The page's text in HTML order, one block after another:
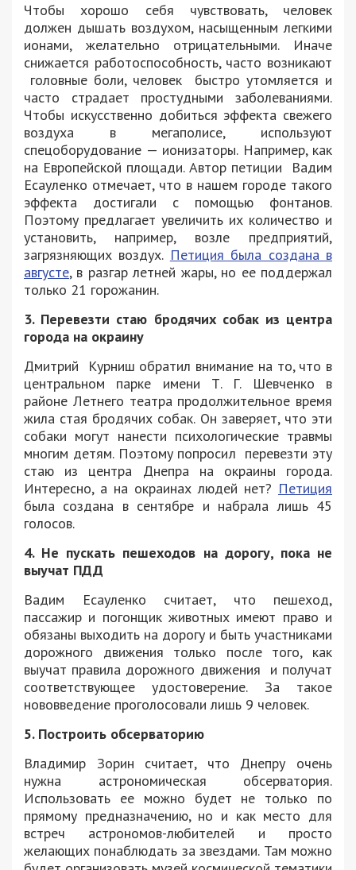
Чтобы хорошо себя чувствовать, человек
должен дышать воздухом, насыщенным легкими
ионами, желательно отрицательными. Иначе
снижается работоспособность, часто возникают
головные боли, человек быстро утомляется и
часто страдает простудными заболеваниями.
Чтобы искусственно добиться эффекта свежего
воздуха в мегаполисе, используют
спецоборудование — ионизаторы. Например, как
на Европейской площади. Автор петиции Вадим
Есауленко отмечает, что в нашем городе такого
эффекта достигали с помощью фонтанов.
Поэтому предлагает увеличить их количество и
установить, например, возле предприятий,
загрязняющих воздух. Петиция была создана в
августе, в разгар летней жары, но ее поддержал
только 21 горожанин.
3. Перевезти стаю бродячих собак из центра
города на окраину
Дмитрий Курниш обратил внимание на то, что в
центральном парке имени Т. Г. Шевченко в
районе Летнего театра продолжительное время
жила стая бродячих собак. Он заверяет, что эти
собаки могут нанести психологические травмы
многим детям. Поэтому попросил перевезти эту
стаю из центра Днепра на окраины города.
Интересно, а на окраинах людей нет? Петиция
была создана в сентябре и набрала лишь 45
голосов.
4. Не пускать пешеходов на дорогу, пока не
выучат ПДД
Вадим Есауленко считает, что пешеход,
пассажир и погонщик животных имеют право и
обязаны выходить на дорогу и быть участниками
дорожного движения только после того, как
выучат правила дорожного движения и получат
соответствующее удостоверение. За такое
нововведение проголосовали лишь 9 человек.
5. Построить обсерваторию
Владимир Зорин считает, что Днепру очень
нужна астрономическая обсерватория.
Использовать ее можно будет не только по
прямому предназначению, но и как место для
встреч астрономов-любителей и просто
желающих понаблюдать за звездами. Там можно